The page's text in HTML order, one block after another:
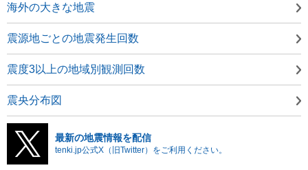
海外の大きな地震
震源地ごとの地震発生回数
震度3以上の地域別観測回数
震央分布図
最新の地震情報を配信
tenki.jp公式X（旧Twitter）をご利用ください。